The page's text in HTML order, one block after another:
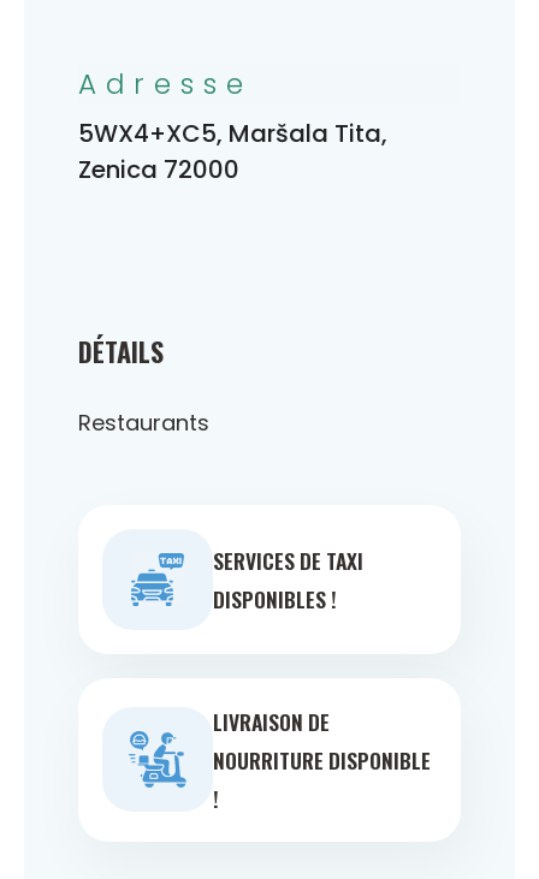
DÉTAILS
Restaurants
SERVICES DE TAXI
DISPONIBLES !
LIVRAISON DE
NOURRITURE DISPONIBLE
!
Adresse
5WX4+XC5, Maršala Tita,
Zenica 72000